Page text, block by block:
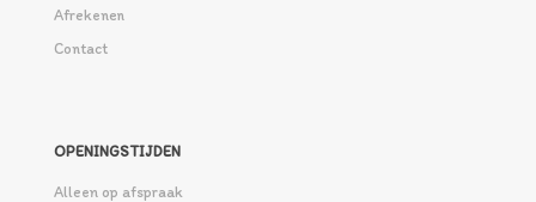
Afrekenen
Contact
OPENINGSTIJDEN
Alleen op afspraak